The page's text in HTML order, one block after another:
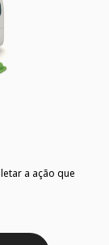
a ação que